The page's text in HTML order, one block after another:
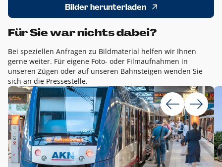
Bilder herunterladen
Für Sie war nichts dabei?
Bei speziellen Anfragen zu Bildmaterial helfen wir Ihnen
gerne weiter. Für eigene Foto- oder Filmaufnahmen in
unseren Zügen oder auf unseren Bahnsteigen wenden Sie
sich an die Pressestelle.